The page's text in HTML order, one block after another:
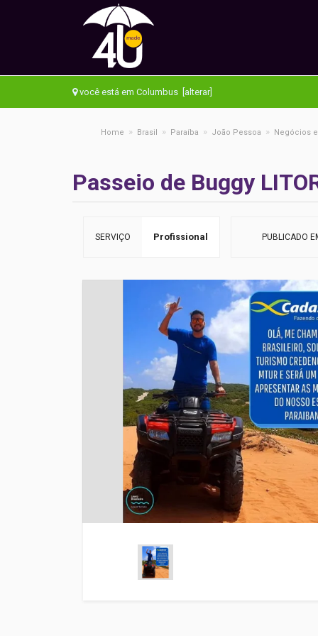
você está em Columbus [alterar]
Home » Brasil » Paraíba » João Pessoa » Negócios
Passeio de Buggy
SERVIÇO Profissional PUBLICADO